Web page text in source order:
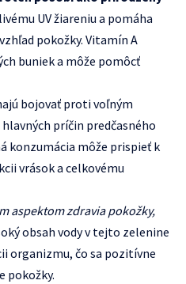
UV žiareniu a pomáha
pokožky. Vitamín A
buniek a môže pomôcť
bojovať proti voľným
príčin predčasného
konzumácia môže prispieť k
vrások a celkovému
aspektom zdravia pokožky,
obsah vody v tejto zelenine
organizmu, čo sa pozitívne
pokožky.